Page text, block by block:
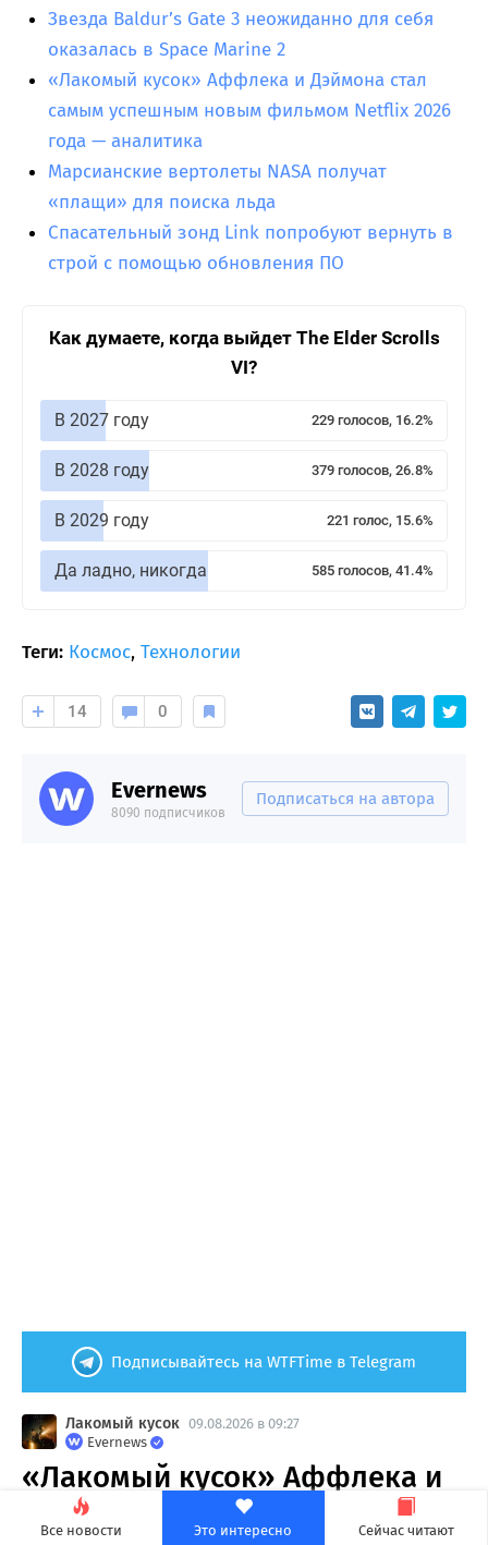
Все новости Это интересно Сейчас читают
Звезда Baldur’s Gate 3 неожиданно для себя
оказалась в Space Marine 2
«Лакомый кусок» Аффлека и Дэймона стал
самым успешным новым фильмом Netflix 2026
года — аналитика
Марсианские вертолеты NASA получат
«плащи» для поиска льда
Спасательный зонд Link попробуют вернуть в
строй с помощью обновления ПО
Как думаете, когда выйдет The Elder Scrolls
VI?
В 2027 году 229 голосов, 16.2%
В 2028 году 379 голосов, 26.8%
В 2029 году 221 голос, 15.6%
Да ладно, никогда 585 голосов, 41.4%
Теги: Космос, Технологии
14 0
Evernews
8090 подписчиков
Подписаться на автора
Подписывайтесь на WTFTime в Telegram
Лакомый кусок 09.08.2026 в 09:27
Evernews
«Лакомый кусок» Аффлека и
Дэймона стал самым